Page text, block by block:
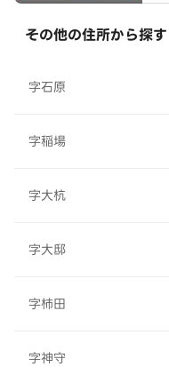
その他の住所から探す
字石原
字稲場
字大杭
字大邸
字柿田
字神守